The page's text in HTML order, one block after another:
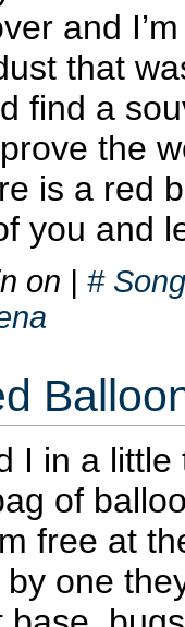
and
that
find a
the
is a red
you and
on | #
I in a little
of
free at
by one